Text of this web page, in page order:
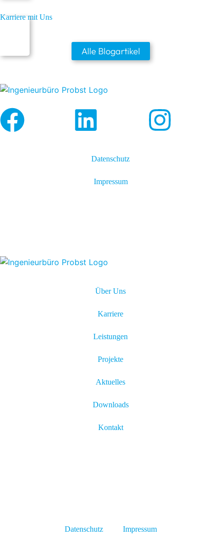
Karriere mit Uns
Alle Blogartikel
Datenschutz
Impressum
Über Uns
Karriere
Leistungen
Projekte
Aktuelles
Downloads
Kontakt
Datenschutz Impressum